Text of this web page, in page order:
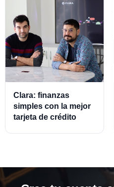
Clara: finanzas
simples con la mejor
tarjeta de crédito